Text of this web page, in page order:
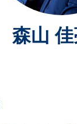
森山 佳